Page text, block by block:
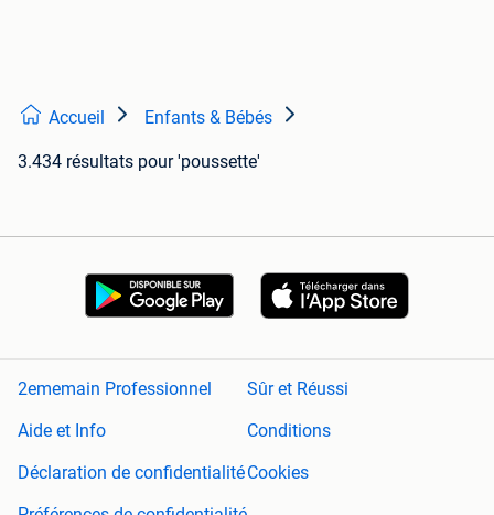
Accueil Enfants & Bébés
3.434 résultats pour 'poussette'
2ememain Professionnel
Sûr et Réussi
Aide et Info
Conditions
Déclaration de confidentialitéCookies